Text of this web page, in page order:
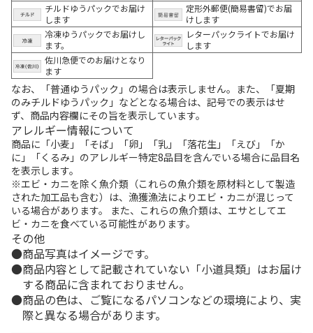
チルドゆうパックでお届け
します
定形外郵便(簡易書留)でお届
けします
冷凍ゆうパックでお届けし
ます。
レターパックライトでお届け
します
佐川急便でのお届けとなり
ます
なお、「普通ゆうパック」の場合は表示しません。また、「夏期
のみチルドゆうパック」などとなる場合は、記号での表示はせ
ず、商品内容欄にその旨を表示しています。
アレルギー情報について
商品に「小麦」「そば」「卵」「乳」「落花生」「えび」「か
に」「くるみ」のアレルギー特定8品目を含んでいる場合に品目名
を表示します。
※エビ・カニを除く魚介類（これらの魚介類を原材料として製造
された加工品も含む）は、漁獲漁法によりエビ・カニが混じって
いる場合があります。 また、これらの魚介類は、エサとしてエ
ビ・カニを食べている可能性があります。
その他
商品写真はイメージです。
商品内容として記載されていない「小道具類」はお届け
する商品に含まれておりません。
商品の色は、ご覧になるパソコンなどの環境により、実
際と異なる場合があります。